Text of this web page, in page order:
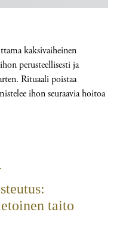
kaksivaiheinen
perusteellisesti ja
Rituaali poistaa
ihon seuraavia hoitoa
taito